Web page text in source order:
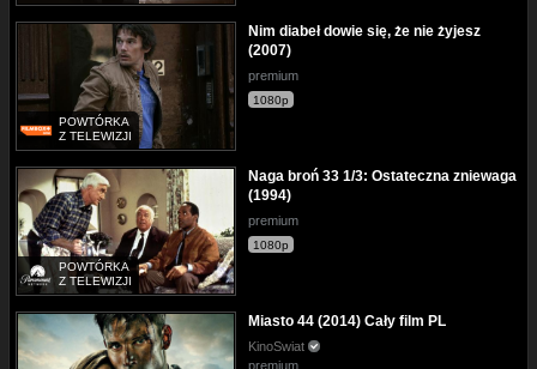
POWTÓRKA
Z TELEWIZJI
Nim diabeł dowie się, że nie żyjesz
(2007)
premium
1080p
POWTÓRKA
Z TELEWIZJI
Naga broń 33 1/3: Ostateczna zniewaga
(1994)
premium
1080p
Miasto 44 (2014) Cały film PL
KinoSwiat
premium